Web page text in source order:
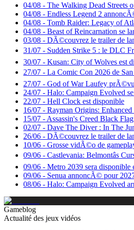
04/08 - The Walking Dead Streets
04/08 - Endless Legend 2
04/08 - Tomb Raider: Legacy of
04/08 - Beast of Reincarnation se
03/08 - DÃ©couvrez le trailer de
31/07 - Sudden Strike 5 : le DLC
30/07 - Kusan: City of Wolves est
27/07 - La Comic Con 2026 de
27/07 - God of War Laufey
24/07 - Halo: Campaign Evolved
22/07 - Hell Clock est disponible
16/07 - Rayman Origins:
15/07 - Assassin's Creed Black
02/07 - Dave The Diver : In The
26/06 - DÃ©couvrez le trailer de
10/06 - Grosse vidÃ©o de
09/06 - Castlevania: Belmontâs
09/06 - Metro 2039 sera
09/06 - Senua annoncÃ© pour
08/06 - Halo: Campaign Evolved
Gameblog
Actualité des jeux vidéos